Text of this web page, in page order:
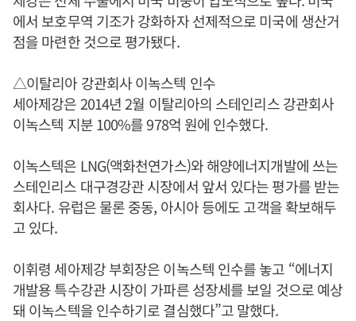
에서 보호무역 기조가 강화하자 선제적으로 미국에 생산거
점을 마련한 것으로 평가됐다.
△이탈리아 강관회사 이녹스텍 인수
세아제강은 2014년 2월 이탈리아의 스테인리스 강관회사
이녹스텍 지분 100%를 978억 원에 인수했다.
이녹스텍은 LNG(액화천연가스)와 해양에너지개발에 쓰는
스테인리스 대구경강관 시장에서 앞서 있다는 평가를 받는
회사다. 유럽은 물론 중동, 아시아 등에도 고객을 확보해두
고 있다.
이휘령 세아제강 부회장은 이녹스텍 인수를 놓고 “에너지
개발용 특수강관 시장이 가파른 성장세를 보일 것으로 예상
돼 이녹스텍을 인수하기로 결심했다”고 말했다.